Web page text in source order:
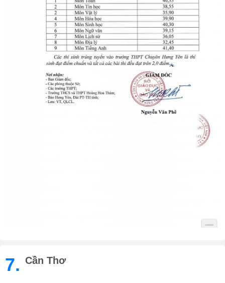
7. Cần Thơ